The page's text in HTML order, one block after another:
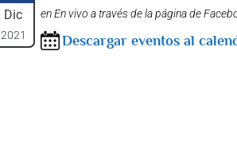
Dic
2021
en En vivo a través de la página de
Descargar eventos al